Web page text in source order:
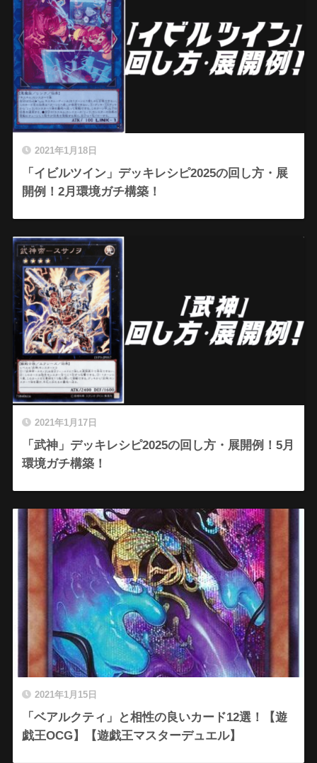
2021年1月18日
「イビルツイン」デッキレシピ2025の回し方・展
開例！2月環境ガチ構築！
2021年1月17日
「武神」デッキレシピ2025の回し方・展開例！5月
環境ガチ構築！
2021年1月15日
「ベアルクティ」と相性の良いカード12選！【遊
戯王OCG】【遊戯王マスターデュエル】